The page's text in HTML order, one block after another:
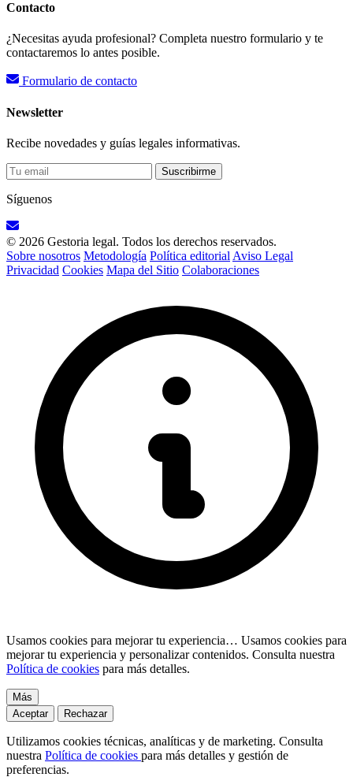
Contacto
¿Necesitas ayuda profesional? Completa nuestro formulario y te
contactaremos lo antes posible.
Formulario de contacto
Newsletter
Recibe novedades y guías legales informativas.
Suscribirme
Síguenos
© 2026 Gestoria legal. Todos los derechos reservados.
Sobre nosotros Metodología Política editorial Aviso Legal
Privacidad Cookies Mapa del Sitio Colaboraciones
Usamos cookies para mejorar tu experiencia… Usamos cookies para
mejorar tu experiencia y personalizar contenidos. Consulta nuestra
Política de cookies para más detalles.
Más
Aceptar
Rechazar
Utilizamos cookies técnicas, analíticas y de marketing. Consulta
nuestra Política de cookies para más detalles y gestión de
preferencias.